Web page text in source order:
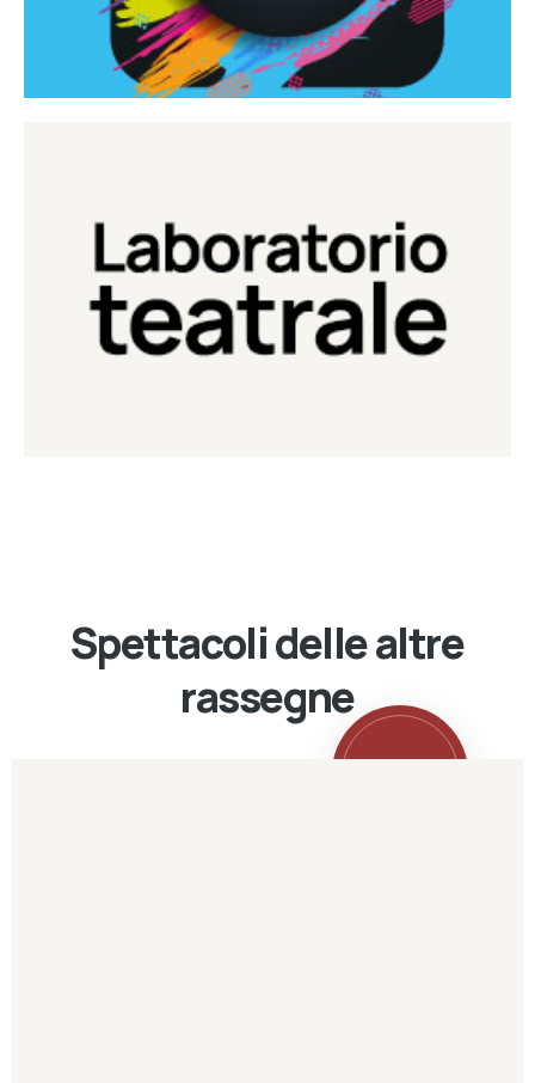
Laboratorio Teatrale
Laboratorio di teatro del Teatro Eduardo de Filippo
Continua
Spettacoli delle altre
rassegne